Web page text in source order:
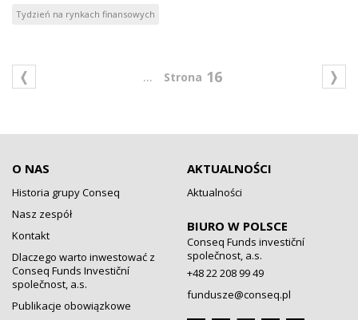
Tydzień na rynkach finansowych
... 16
O NAS
Historia grupy Conseq
Nasz zespół
Kontakt
Dlaczego warto inwestować z
Conseq Funds Investiční
společnost, a.s.
Publikacje obowiązkowe
AKTUALNOŚCI
Aktualności
BIURO W POLSCE
Conseq Funds investiční
společnost, a.s.
+48 22 208 99 49
fundusze@conseq.pl